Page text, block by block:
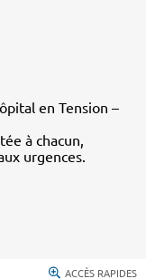
en Tension –
à chacun,
urgences.
ACCÈS RAPIDES